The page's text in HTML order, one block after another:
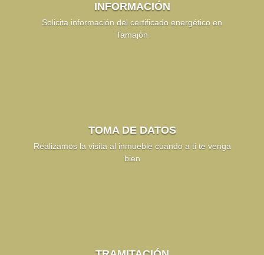
INFORMACIÓN
Solicita información del certificado energético en
Tamajón
TOMA DE DATOS
Realizamos la visita al inmueble cuando a ti te venga
bien